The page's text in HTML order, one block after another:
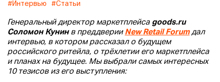
#Интервью #Статьи
Генеральный директор маркетплейса goods.ru
Соломон Кунинв преддверии New Retail Forumдал
интервью, в котором рассказал о будущем
российского ритейла, о трёхлетии его маркетплейса
и планах на будущее. Мы выбрали самых интересных
10 тезисов из его выступления: